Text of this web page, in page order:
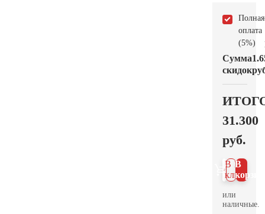
Полная
оплата
(5%)
Сумма
скидок
31.300
руб.
В
В 1
клик
или
наличные.